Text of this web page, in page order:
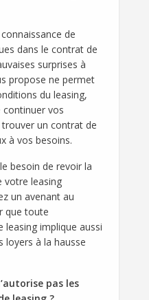
de
dans le contrat de
surprises à
propose ne permet
du leasing,
continuer vos
un contrat de
à vos besoins.
besoin de revoir la
votre leasing
un avenant au
que toute
implique aussi
loyers à la hausse
pas les